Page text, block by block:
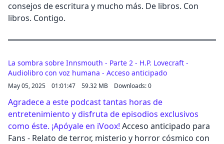
consejos de escritura y mucho más. De libros. Con
libros. Contigo.
La sombra sobre Innsmouth - Parte 2 - H.P. Lovecraft -
Audiolibro con voz humana - Acceso anticipado
May 05, 2025 01:01:47 59.32 MB Downloads: 0
Agradece a este podcast tantas horas de
entretenimiento y disfruta de episodios exclusivos
como éste. ¡Apóyale en iVoox! Acceso anticipado para
Fans - Relato de terror, misterio y horror cósmico con